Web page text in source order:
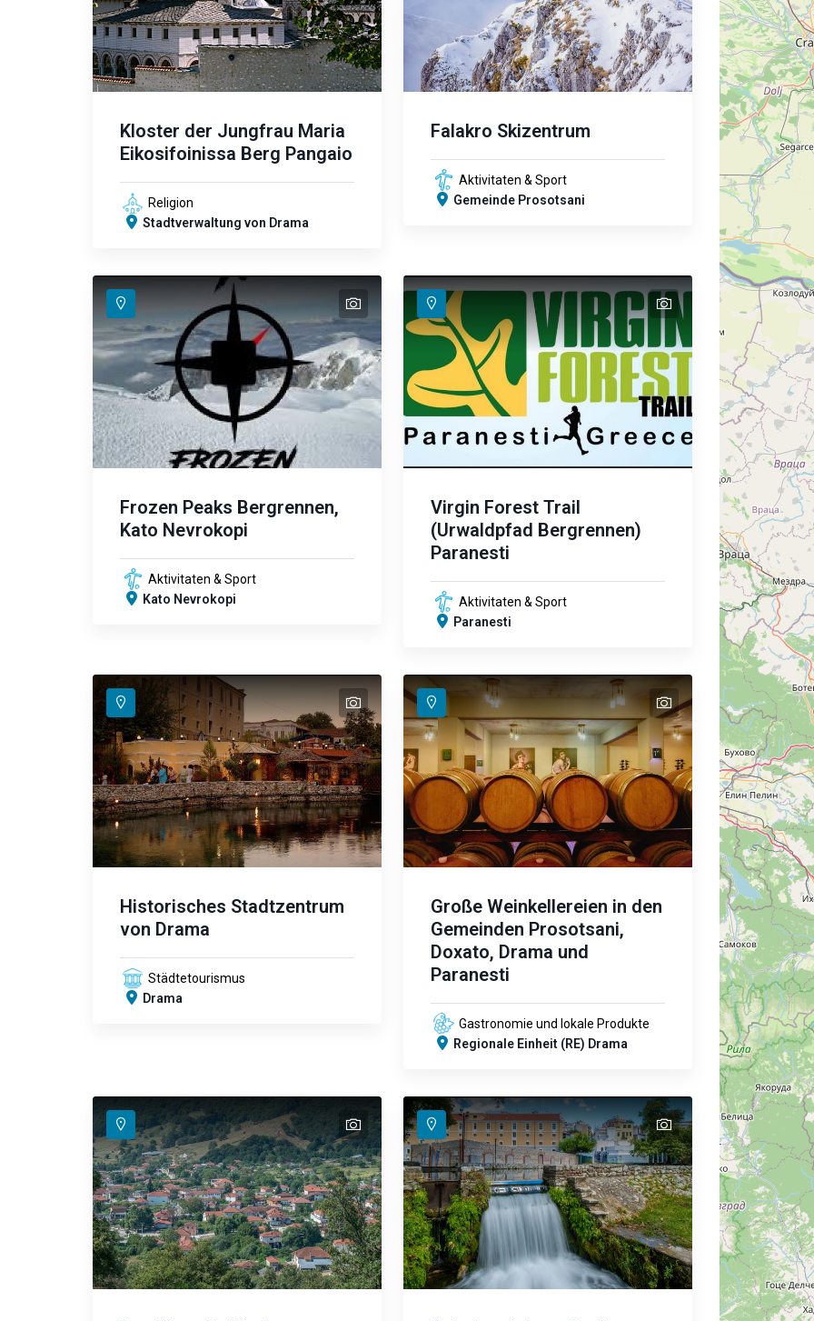
Kloster der Jungfrau Maria
Eikosifoinissa Berg Pangaio
Religion
Stadtverwaltung von Drama
Falakro Skizentrum
Aktivitaten & Sport
Gemeinde Prosotsani
text
Frozen Peaks Bergrennen,
Kato Nevrokopi
Aktivitaten & Sport
Kato Nevrokopi
text
Virgin Forest Trail
(Urwaldpfad Bergrennen)
Paranesti
Aktivitaten & Sport
Paranesti
text
text
text
Historisches Stadtzentrum
von Drama
Städtetourismus
Drama
text
text
text
text
text
text
text
text
Große Weinkellereien in den
Gemeinden Prosotsani,
Doxato, Drama und
Paranesti
Gastronomie und lokale Produkte
Regionale Einheit (RE) Drama
text
text
text text